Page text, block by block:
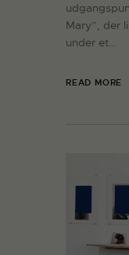
Mary”, der
under et…
READ MORE